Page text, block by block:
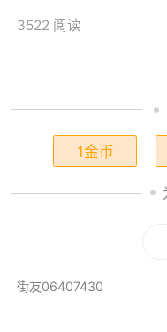
3522 阅读
1金币
街友06407430